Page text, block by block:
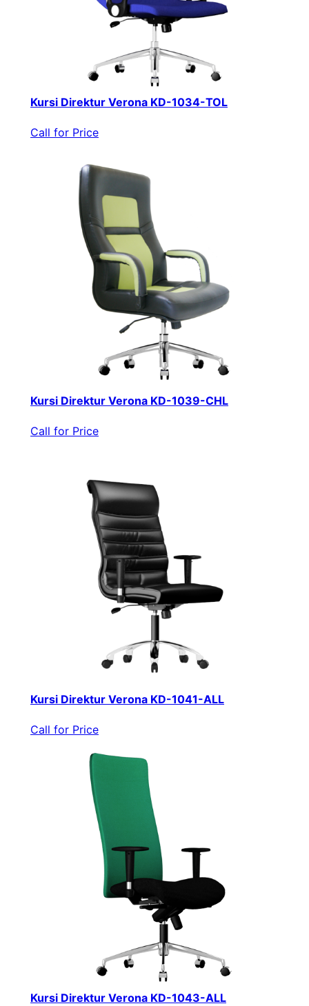
Kursi Direktur Verona KD-1034-TOL
Call for Price
Kursi Direktur Verona KD-1039-CHL
Call for Price
Kursi Direktur Verona KD-1041-ALL
Call for Price
Kursi Direktur Verona KD-1043-ALL